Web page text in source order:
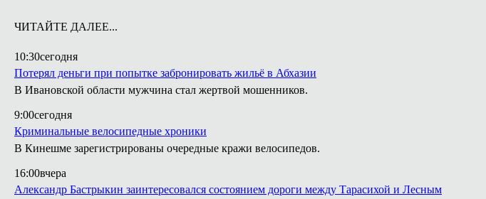
ЧИТАЙТЕ ДАЛЕЕ...
10:30сегодня
Потерял деньги при попытке забронировать жильё в Абхазии
В Ивановской области мужчина стал жертвой мошенников.
9:00сегодня
Криминальные велосипедные хроники
В Кинешме зарегистрированы очередные кражи велосипедов.
16:00вчера
Александр Бастрыкин заинтересовался состоянием дороги между Тарасихой и Лесным